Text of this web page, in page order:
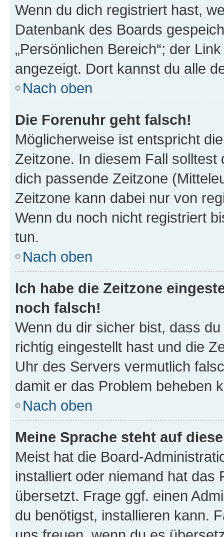
Wenn du dich registriert hast,
Datenbank des Boards
„Persönlichen Bereich“; der
angezeigt. Dort kannst du alle
Nach oben
Die Forenuhr geht falsch!
Möglicherweise ist entspricht
Zeitzone. In diesem Fall solltest
dich passende Zeitzone
Zeitzone kann dabei nur von
Wenn du noch nicht registriert
tun.
Nach oben
Ich habe die Zeitzone
noch falsch!
Wenn du dir sicher bist, dass
richtig eingestellt hast und die
Uhr des Servers vermutlich
damit er das Problem beheben
Nach oben
Meine Sprache steht auf
Meist hat die Board-
installiert oder niemand hat das
übersetzt. Frage ggf. einen
du benötigst, installieren kann.